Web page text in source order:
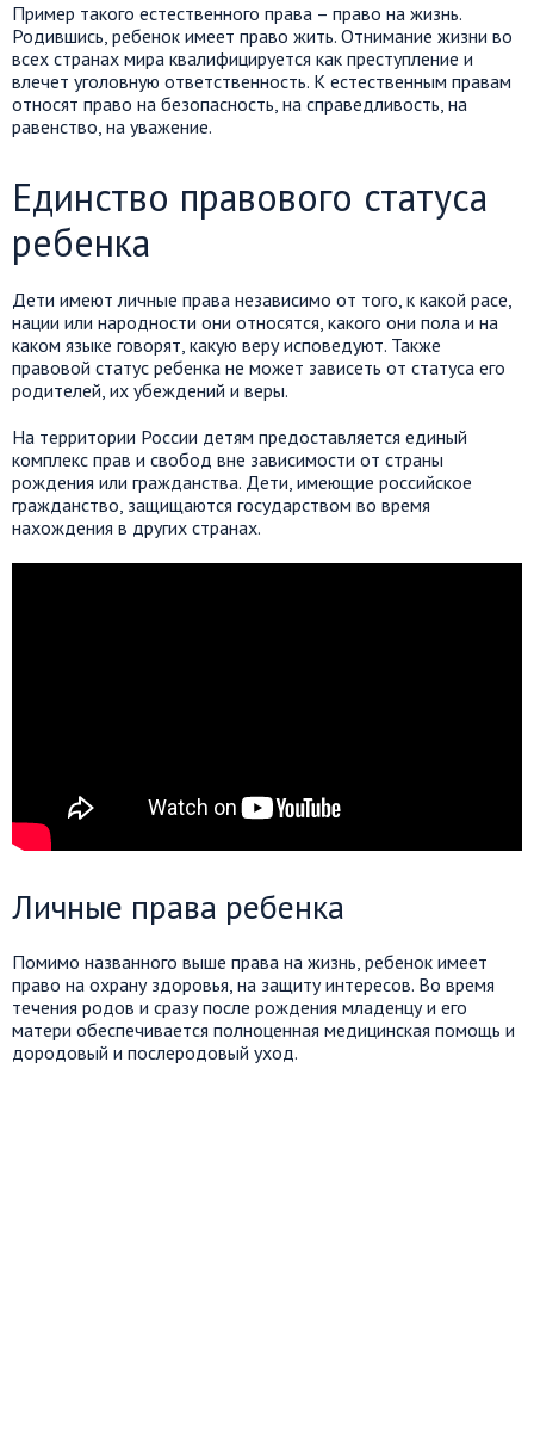
Пример такого естественного права – право на жизнь.
Родившись, ребенок имеет право жить. Отнимание жизни во
всех странах мира квалифицируется как преступление и
влечет уголовную ответственность. К естественным правам
относят право на безопасность, на справедливость, на
равенство, на уважение.
Единство правового статуса
ребенка
Дети имеют личные права независимо от того, к какой расе,
нации или народности они относятся, какого они пола и на
каком языке говорят, какую веру исповедуют. Также
правовой статус ребенка не может зависеть от статуса его
родителей, их убеждений и веры.
На территории России детям предоставляется единый
комплекс прав и свобод вне зависимости от страны
рождения или гражданства. Дети, имеющие российское
гражданство, защищаются государством во время
нахождения в других странах.
Личные права ребенка
Помимо названного выше права на жизнь, ребенок имеет
право на охрану здоровья, на защиту интересов. Во время
течения родов и сразу после рождения младенцу и его
матери обеспечивается полноценная медицинская помощь и
дородовый и послеродовый уход.